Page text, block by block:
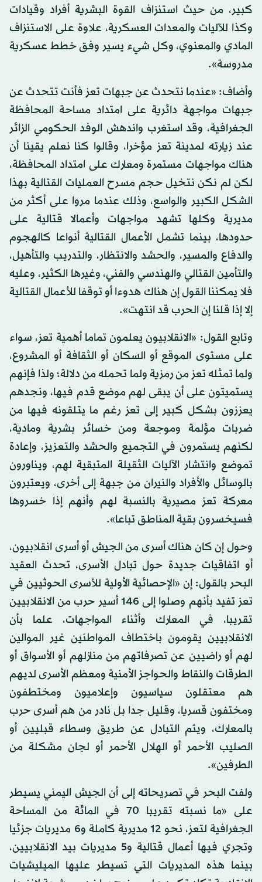
كبير، من حيث استنزاف القوة البشرية أفراد وقيادات
وكذا للآليات والمعدات العسكرية، علاوة على الاستنزاف
المادي والمعنوي، وكل شيء يسير وفق خطط عسكرية
مدروسة».
وأضاف: «عندما نتحدث عن جبهات تعز فأنت تتحدث عن
جبهات مواجهة دائرية على امتداد مساحة المحافظة
الجغرافية، وقد استغرب واندهش الوفد الحكومي الزائر
عند زيارته لمدينة تعز مؤخرا، وقالوا كنا نعلم يقينا أن
هناك مواجهات مستمرة ومعارك على امتداد المحافظة،
لكن لم نكن نتخيل حجم مسرح العمليات القتالية بهذا
الشكل الكبير والواسع، وذلك عندما مروا على أكثر من
مديرية وكلها تشهد مواجهات وأعمالا قتالية على
حدودها، بينما تشمل الأعمال القتالية أنواعا كالهجوم
والدفاع والمسير، والحشد والانتظار، والتدريب والتأهيل،
والتأمين القتالي والهندسي والفني، وغيرها الكثير، وعليه
فلا يمكننا القول إن هناك هدوءا أو توقفا للأعمال القتالية
إلا إذا قلنا إن الحرب قد انتهت».
وتابع القول: «الانقلابيون يعلمون تماما أهمية تعز، سواء
على مستوى الموقع أو السكان أو الثقافة أو المشروع،
ولما تمثله تعز من رمزية ولما تحمله من دلالة؛ ولذا فإنهم
يستميتون على أن يبقى لهم موضع قدم فيها، ونجدهم
يعززون بشكل كبير إلى تعز رغم ما يتلقونه فيها من
ضربات مؤلمة وموجعة ومن خسائر بشرية ومادية،
لكنهم يستمرون في التجميع والحشد والتعزيز، وإعادة
تموضع وانتشار الآليات الثقيلة المتبقية لهم، ويناورون
بالوسائل والأفراد والنيران من جبهة إلى أخرى، ويعتبرون
معركة تعز مصيرية بالنسبة لهم وأنهم إذا خسروها
فسيخسرون بقية المناطق تباعا».
وحول إن كان هناك أسرى من الجيش أو أسرى انقلابيون،
أو اتفاقيات جديدة حول تبادل الأسرى، تحدث العقيد
البحر بالقول: إن «الإحصائية الأولية للأسرى الحوثيين في
تعز تفيد بأنهم وصلوا إلى 146 أسير حرب من الانقلابيين
تقريبا، في المعارك وأثناء المواجهات، علما بأن
الانقلابيين يقومون باختطاف المواطنين غير الموالين
لهم أو راضيين عن تصرفاتهم من منازلهم أو الأسواق أو
الطرقات والنقاط والحواجز الأمنية ومعظم الأسرى لديهم
هم معتقلون سياسيون وإعلاميون ومختطفون
ومختفون قسريا، وقليل جدا بل نادر من هم أسرى حرب
بالمعارك، ويتم التبادل عن طريق وسطاء قبليين أو
الصليب الأحمر أو الهلال الأحمر أو لجان مشكلة من
الطرفين».
ولفت البحر في تصريحاته إلى أن الجيش اليمني يسيطر
على «ما نسبته تقريبا 70 في المائة من المساحة
الجغرافية لتعز، نحو 12 مديرية كاملة و6 مديريات جزئيا
وتجري فيها أعمال قتالية و5 مديريات بيد الانقلابيين،
بينما هذه المديريات التي تسيطر عليها الميليشيات